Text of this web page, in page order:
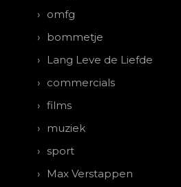
omfg
bommetje
Lang Leve de Liefde
commercials
films
muziek
sport
Max Verstappen